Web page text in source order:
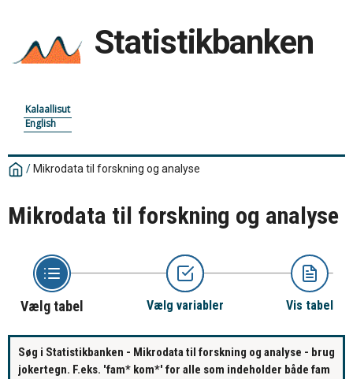
Statistikbanken
Kalaallisut
English
/ Mikrodata til forskning og analyse
Mikrodata til forskning og analyse
Vælg tabel Vælg variabler Vis tabel
Søg i Statistikbanken - Mikrodata til forskning og analyse - brug
jokertegn. F.eks. 'fam* kom*' for alle som indeholder både fam